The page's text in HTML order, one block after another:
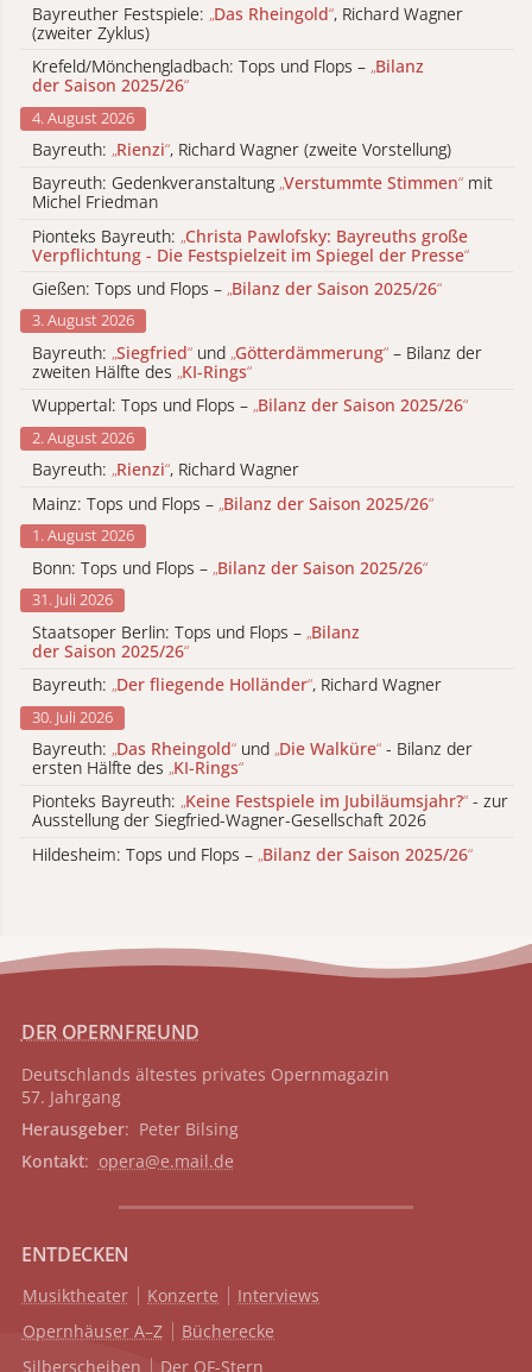
Bayreuther Festspiele: „Das Rheingold“, Richard Wagner
(zweiter Zyklus)
Krefeld/Mönchengladbach: Tops und Flops – „Bilanz
der Saison 2025/26“
4. August 2026
Bayreuth: „Rienzi“, Richard Wagner (zweite Vorstellung)
Bayreuth: Gedenkveranstaltung „Verstummte Stimmen“ mit
Michel Friedman
Pionteks Bayreuth: „Christa Pawlofsky: Bayreuths große
Verpflichtung - Die Festspielzeit im Spiegel der Presse“
Gießen: Tops und Flops – „Bilanz der Saison 2025/26“
3. August 2026
Bayreuth: „Siegfried“ und „Götterdämmerung“ – Bilanz der
zweiten Hälfte des „KI-Rings“
Wuppertal: Tops und Flops – „Bilanz der Saison 2025/26“
2. August 2026
Bayreuth: „Rienzi“, Richard Wagner
Mainz: Tops und Flops – „Bilanz der Saison 2025/26“
1. August 2026
Bonn: Tops und Flops – „Bilanz der Saison 2025/26“
31. Juli 2026
Staatsoper Berlin: Tops und Flops – „Bilanz
der Saison 2025/26“
Bayreuth: „Der fliegende Holländer“, Richard Wagner
30. Juli 2026
Bayreuth: „Das Rheingold“ und „Die Walküre“ - Bilanz der
ersten Hälfte des „KI-Rings“
Pionteks Bayreuth: „Keine Festspiele im Jubiläumsjahr?“ - zur
Ausstellung der Siegfried-Wagner-Gesellschaft 2026
Hildesheim: Tops und Flops – „Bilanz der Saison 2025/26“
DER OPERNFREUND
Deutschlands ältestes privates Opernmagazin
57. Jahrgang
Herausgeber: Peter Bilsing
Kontakt: opera@e.mail.de
ENTDECKEN
Musiktheater Konzerte
Interviews
Opernhäuser A–Z
Bücherecke
Silberscheiben
Der OF-Stern